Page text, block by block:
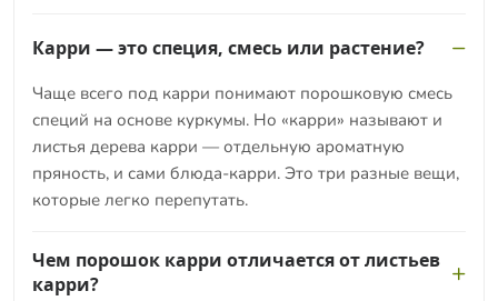
Карри — это специя, смесь или растение?
Чаще всего под карри понимают порошковую смесь
специй на основе куркумы. Но «карри» называют и
листья дерева карри — отдельную ароматную
пряность, и сами блюда-карри. Это три разные вещи,
которые легко перепутать.
Чем порошок карри отличается от листьев
карри?